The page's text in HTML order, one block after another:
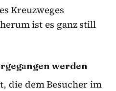
Kreuzweges
ist es ganz still
werden
die dem Besucher im